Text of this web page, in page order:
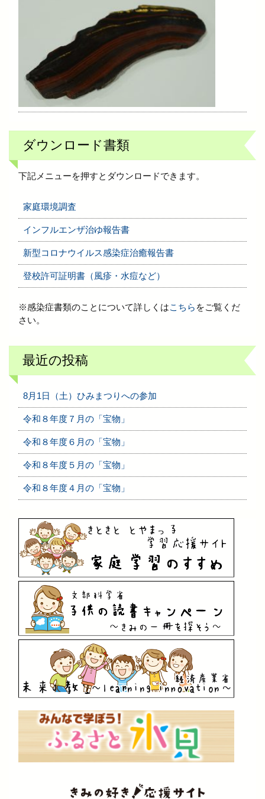
ダウンロード書類
下記メニューを押すとダウンロードできます。
家庭環境調査
インフルエンザ治ゆ報告書
新型コロナウイルス感染症治癒報告書
登校許可証明書（風疹・水痘など）
※感染症書類のことについて詳しくはこちら をご覧くだ
さい。
最近の投稿
8月1日（土）ひみまつりへの参加
令和８年度７月の「宝物」
令和８年度６月の「宝物」
令和８年度５月の「宝物」
令和８年度４月の「宝物」